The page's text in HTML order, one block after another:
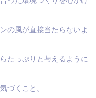
の風が直接当たらないよ
たっぷりと与えるように
づくこと。